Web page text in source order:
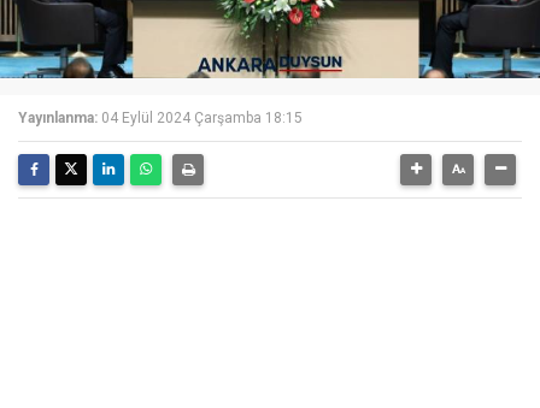
Yayınlanma: 04 Eylül 2024 Çarşamba 18:15